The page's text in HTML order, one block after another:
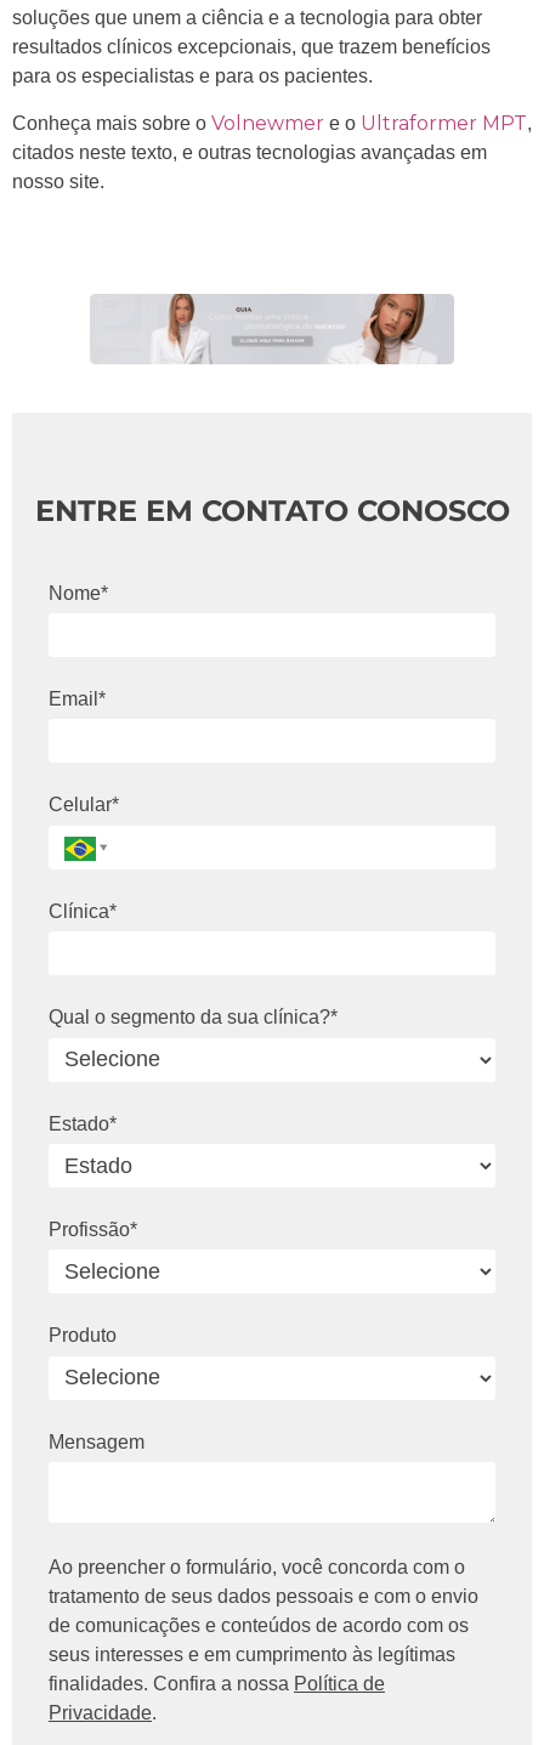
soluções que unem a ciência e a tecnologia para obter
resultados clínicos excepcionais, que trazem benefícios
para os especialistas e para os pacientes.
Conheça mais sobre o Volnewmer e o Ultraformer MPT,
citados neste texto, e outras tecnologias avançadas em
nosso site.
ENTRE EM CONTATO CONOSCO
Nome*
Email*
Celular*
Clínica*
Qual o segmento da sua clínica?*
Estado*
Profissão*
Produto
Mensagem
Ao preencher o formulário, você concorda com o
tratamento de seus dados pessoais e com o envio
de comunicações e conteúdos de acordo com os
seus interesses e em cumprimento às legítimas
finalidades. Confira a nossa Política de
Privacidade.